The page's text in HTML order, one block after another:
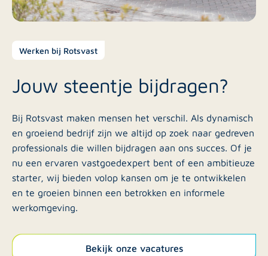
Werken bij Rotsvast
Jouw steentje bijdragen?
Bij Rotsvast maken mensen het verschil. Als dynamisch
en groeiend bedrijf zijn we altijd op zoek naar gedreven
professionals die willen bijdragen aan ons succes. Of je
nu een ervaren vastgoedexpert bent of een ambitieuze
starter, wij bieden volop kansen om je te ontwikkelen
en te groeien binnen een betrokken en informele
werkomgeving.
Bekijk onze vacatures